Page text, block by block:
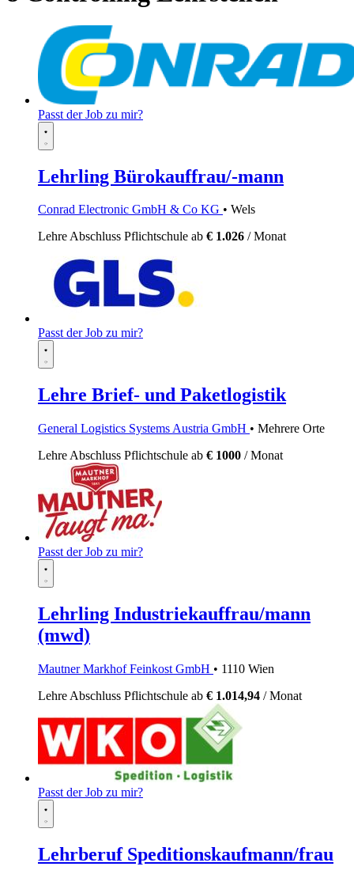
Passt der Job zu mir?
Lehrling Bürokauffrau/-mann
Conrad Electronic GmbH & Co KG • Wels
LehreAbschluss Pflichtschule ab € 1.026 / Monat
Passt der Job zu mir?
Lehre Brief- und Paketlogistik
General Logistics Systems Austria GmbH • Mehrere Orte
Lehre Abschluss Pflichtschule ab € 1000 / Monat
Passt der Job zu mir?
Lehrling Industriekauffrau/mann
(mwd)
Mautner Markhof Feinkost GmbH • 1110 Wien
Lehre Abschluss Pflichtschule ab € 1.014,94 / Monat
Passt der Job zu mir?
Lehrberuf Speditionskaufmann/frau